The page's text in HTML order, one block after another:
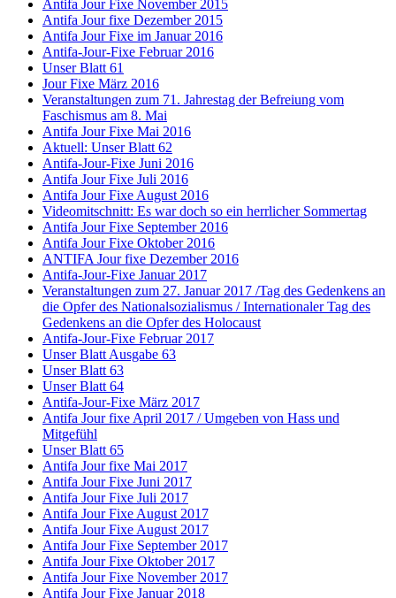
Antifa Jour Fixe November 2015
Antifa Jour fixe Dezember 2015
Antifa Jour Fixe im Januar 2016
Antifa-Jour-Fixe Februar 2016
Unser Blatt 61
Jour Fixe März 2016
Veranstaltungen zum 71. Jahrestag der Befreiung vom
Faschismus am 8. Mai
Antifa Jour Fixe Mai 2016
Aktuell: Unser Blatt 62
Antifa-Jour-Fixe Juni 2016
Antifa Jour Fixe Juli 2016
Antifa Jour Fixe August 2016
Videomitschnitt: Es war doch so ein herrlicher Sommertag
Antifa Jour Fixe September 2016
Antifa Jour Fixe Oktober 2016
ANTIFA Jour fixe Dezember 2016
Antifa-Jour-Fixe Januar 2017
Veranstaltungen zum 27. Januar 2017 /Tag des Gedenkens an
die Opfer des Nationalsozialismus / Internationaler Tag des
Gedenkens an die Opfer des Holocaust
Antifa-Jour-Fixe Februar 2017
Unser Blatt Ausgabe 63
Unser Blatt 63
Unser Blatt 64
Antifa-Jour-Fixe März 2017
Antifa Jour fixe April 2017 / Umgeben von Hass und
Mitgefühl
Unser Blatt 65
Antifa Jour fixe Mai 2017
Antifa Jour Fixe Juni 2017
Antifa Jour Fixe Juli 2017
Antifa Jour Fixe August 2017
Antifa Jour Fixe August 2017
Antifa Jour Fixe September 2017
Antifa Jour Fixe Oktober 2017
Antifa Jour Fixe November 2017
Antifa Jour Fixe Januar 2018